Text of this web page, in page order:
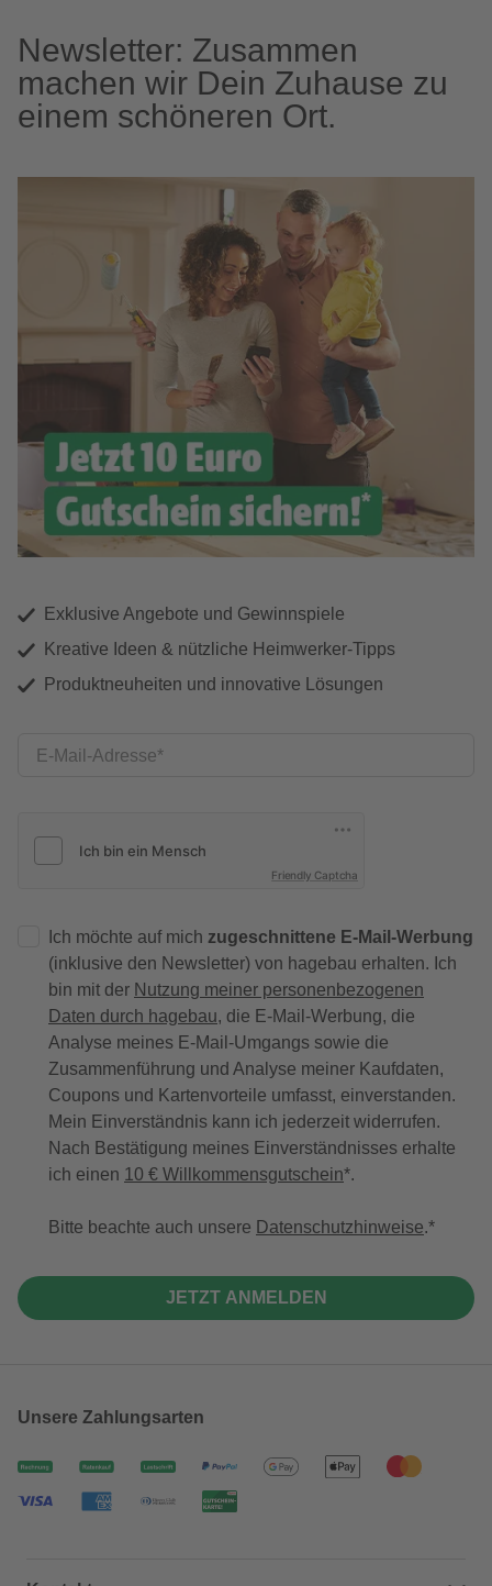
Newsletter: Zusammen
machen wir Dein Zuhause zu
einem schöneren Ort.
Exklusive Angebote und Gewinnspiele
Kreative Ideen & nützliche Heimwerker-Tipps
Produktneuheiten und innovative Lösungen
E-Mail-Adresse
Friendly Captcha
Ich möchte auf mich zugeschnittene E-Mail-Werbung
(inklusive den Newsletter) von hagebau erhalten. Ich
bin mit der Nutzung meiner personenbezogenen
Daten durch hagebau, die E-Mail-Werbung, die
Analyse meines E-Mail-Umgangs sowie die
Zusammenführung und Analyse meiner Kaufdaten,
Coupons und Kartenvorteile umfasst, einverstanden.
Mein Einverständnis kann ich jederzeit widerrufen.
Nach Bestätigung meines Einverständnisses erhalte
ich einen 10 € Willkommensgutschein*.
Bitte beachte auch unsere Datenschutzhinweise.
JETZT ANMELDEN
Unsere Zahlungsarten